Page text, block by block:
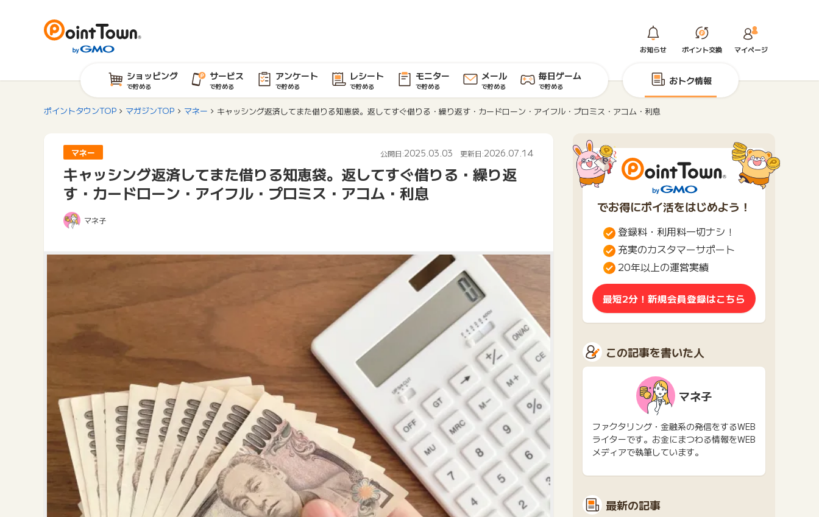
お知らせ ポイント交換 マイページ
ショッピング
で貯める
サービス
で貯める
アンケート
で貯める
レシート
で貯める
モニター
で貯める
メール
で貯める
毎日ゲーム
で貯める おトク情報
ポイントタウンTOP マガジンTOP マネー キャッシング返済してまた借りる知恵袋。返してすぐ借りる・繰り返す・カードローン・アイフル・プロミス・アコム・利息
マネー 公開日:2025.03.03 更新日:2026.07.14
キャッシング返済してまた借りる知恵袋。返してすぐ借りる・繰り返
す・カードローン・アイフル・プロミス・アコム・利息
マネ子
でお得にポイ活をはじめよう！
登録料・利用料一切ナシ！
充実のカスタマーサポート
20年以上の運営実績
最短2分！新規会員登録はこちら
この記事を書いた人
マネ子
ファクタリング・金融系の発信をするWEB
ライターです。お金にまつわる情報をWEB
メディアで執筆しています。
最新の記事